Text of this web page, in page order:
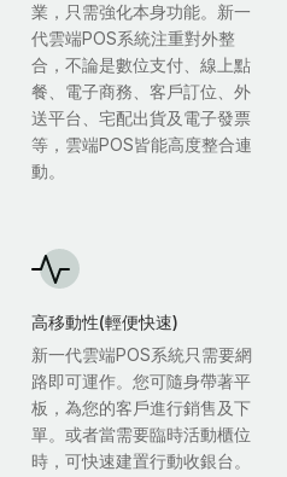
業，只需強化本身功能。新一
代雲端POS系統注重對外整
合，不論是數位支付、線上點
餐、電子商務、客戶訂位、外
送平台、宅配出貨及電子發票
等，雲端POS皆能高度整合連
動。
高移動性(輕便快速)
新一代雲端POS系統只需要網
路即可運作。您可隨身帶著平
板，為您的客戶進行銷售及下
單。或者當需要臨時活動櫃位
時，可快速建置行動收銀台。